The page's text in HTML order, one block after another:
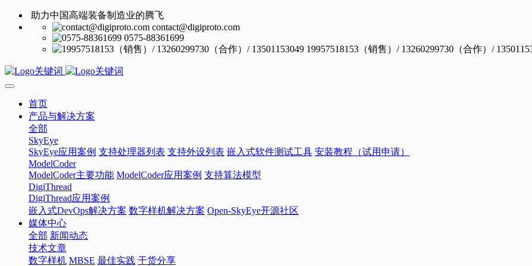
助力中国高端装备制造业的腾飞
contact@digiproto.com
0575-88361699
19957518153（销售）/ 13260299730（合作）/
首页
产品与解决方案
全部
SkyEye
SkyEye应用案例 支持处理器列表 支持外设列表 嵌入式软件测试工具 安装教程（试用申请）
ModelCoder
ModelCoder主要功能 ModelCoder应用案例 支持算法模型
DigiThread
DigiThread应用案例
嵌入式DevOps解决方案 数字样机解决方案 Open-SkyEye开源社区
媒体中心
全部 新闻动态
技术文章
数字样机 MBSE 最佳实践 干货分享